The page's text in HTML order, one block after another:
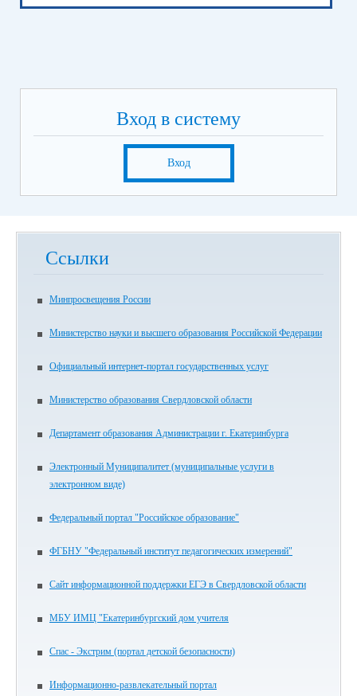
Вход в систему
Вход
Ссылки
Минпросвещения России
Министерство науки и высшего образования Российской Федерации
Официальный интернет-портал государственных услуг
Министерство образования Свердловской области
Департамент образования Администрации г. Екатеринбурга
Электронный Муниципалитет (муниципальные услуги в
электронном виде)
Федеральный портал "Российское образование"
ФГБНУ "Федеральный институт педагогических измерений"
Сайт информационной поддержки ЕГЭ в Свердловской области
МБУ ИМЦ "Екатеринбургский дом учителя
Спас - Экстрим (портал детской безопасности)
Информационно-развлекательный портал